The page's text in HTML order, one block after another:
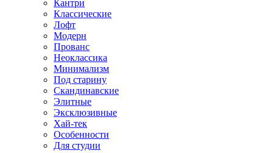
Кантри
Классические
Лофт
Модерн
Прованс
Неоклассика
Минимализм
Под старину
Скандинавские
Элитные
Эксклюзивные
Хай-тек
Особенности
Для студии